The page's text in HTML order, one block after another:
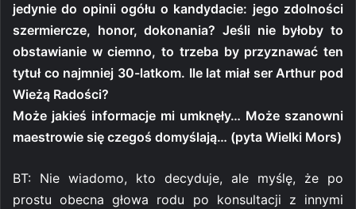
jedynie do opinii ogółu o kandydacie: jego zdolności
szermiercze, honor, dokonania? Jeśli nie byłoby to
obstawianie w ciemno, to trzeba by przyznawać ten
tytuł co najmniej 30-latkom. Ile lat miał ser Arthur pod
Wieżą Radości?
Może jakieś informacje mi umknęły… Może szanowni
maestrowie się czegoś domyślają… (pyta Wielki Mors)
BT: Nie wiadomo, kto decyduje, ale myślę, że po
prostu obecna głowa rodu po konsultacji z innymi